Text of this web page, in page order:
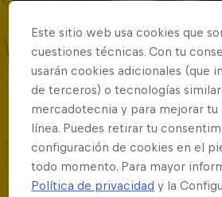
Este sitio web usa cookies que
cuestiones técnicas. Con tu
usarán cookies adicionales (que
de terceros) o tecnologías
mercadotecnia y para mejorar tu
línea. Puedes retirar tu
configuración de cookies en el
todo momento. Para mayor
Política de privacidad y la